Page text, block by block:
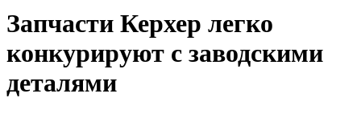
Запчасти Керхер легко
конкурируют с заводскими
деталями